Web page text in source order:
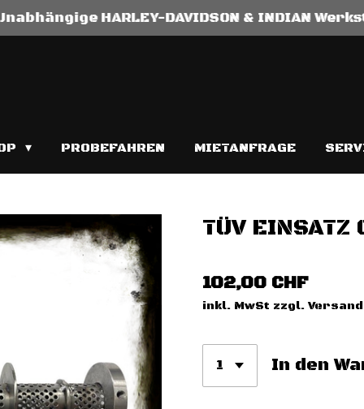
HARLEY-DAVIDSON & INDIAN
PROBEFAHREN MIETANFRAGE
TÜV EINSATZ
102,00 CHF
inkl. MwSt zzgl.
In den